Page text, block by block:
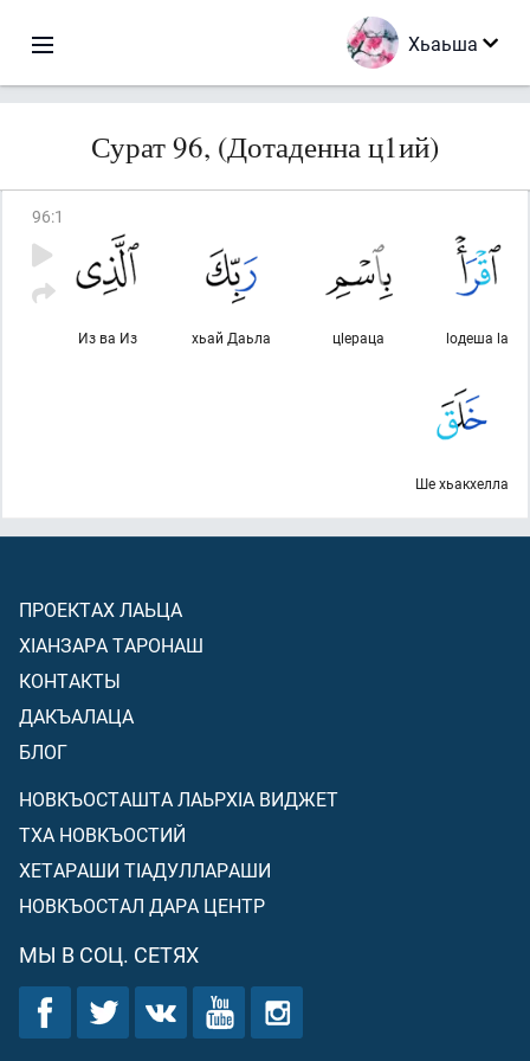
Хьаьша
Сурат 96, (Дотаденна ц1ий)
96:1
lодеша lа
цlераца
хьай Даьла
Из ва Из
Ше хьакхелла
ПРОЕКТАХ ЛАЬЦА
ХIАНЗАРА ТАРОНАШ
КОНТАКТЫ
ДАКЪАЛАЦА
БЛОГ
НОВКЪОСТАШТА ЛАЬРХIА ВИДЖЕТ
ТХА НОВКЪОСТИЙ
ХЕТАРАШИ ТIАДУЛЛАРАШИ
НОВКЪОСТАЛ ДАРА ЦЕНТР
МЫ В СОЦ. СЕТЯХ